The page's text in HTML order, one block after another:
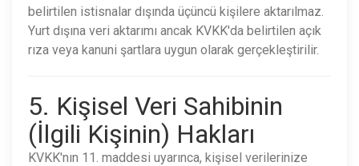
belirtilen istisnalar dışında üçüncü kişilere aktarılmaz.
Yurt dışına veri aktarımı ancak KVKK'da belirtilen açık
rıza veya kanuni şartlara uygun olarak gerçekleştirilir.
5. Kişisel Veri Sahibinin
(İlgili Kişinin) Hakları
KVKK'nın 11. maddesi uyarınca, kişisel verilerinize